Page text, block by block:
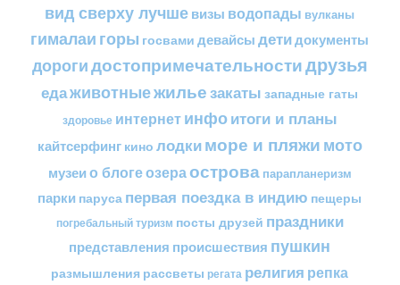
вид сверху лучшевизы водопады вулканы
гималаи горы госвами девайсы детидокументы
дорогидостопримечательностидрузья
едаживотныежильезакаты западные гаты
здоровье интернетинфоитоги и планы
кайтсерфинг кино лодкиморе и пляжимото
музеи о блогеозераострова парапланеризм
парки паруса первая поездка в индию пещеры
погребальный туризм посты друзей праздники
представления происшествия пушкин
размышления рассветы регата религия репка